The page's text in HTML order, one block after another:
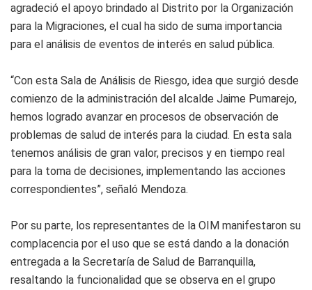
agradeció el apoyo brindado al Distrito por la Organización
para la Migraciones, el cual ha sido de suma importancia
para el análisis de eventos de interés en salud pública.
“Con esta Sala de Análisis de Riesgo, idea que surgió desde
comienzo de la administración del alcalde Jaime Pumarejo,
hemos logrado avanzar en procesos de observación de
problemas de salud de interés para la ciudad. En esta sala
tenemos análisis de gran valor, precisos y en tiempo real
para la toma de decisiones, implementando las acciones
correspondientes”, señaló Mendoza.
Por su parte, los representantes de la OIM manifestaron su
complacencia por el uso que se está dando a la donación
entregada a la Secretaría de Salud de Barranquilla,
resaltando la funcionalidad que se observa en el grupo